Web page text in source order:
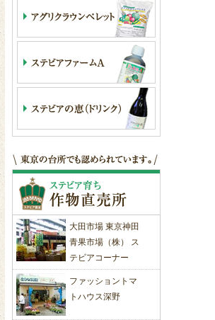
大田市場 東京神田
青果市場（株） ス
テビアコーナー
ファッショントマ
トハウス深野